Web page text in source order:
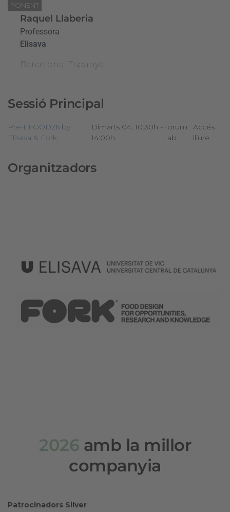
PONENT
Raquel Llaberia
Professora
Elisava
Barcelona, Espanya
Sessió Principal
Pre-EFOOD26 by
Elisava & Fork
Dimarts 04, 10:30h -
14:00h
Forum
Lab
Accés
lliure
Organitzadors
2026 amb la millor
companyia
Patrocinadors Silver